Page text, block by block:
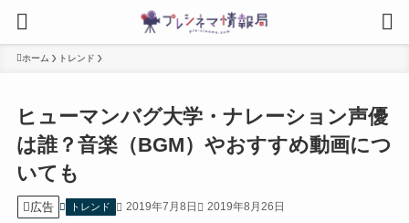
ホーム トレンド
ヒューマンバグ大学・ナレーション声優
は誰？音楽（BGM）やおすすめ動画につ
いても
広告 トレンド 2019年7月8日 2019年8月26日